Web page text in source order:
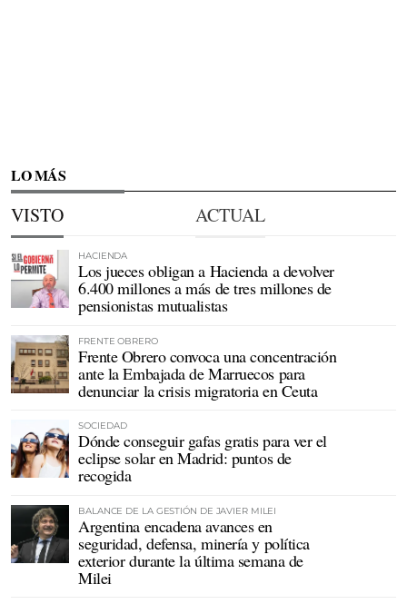
LO MÁS
VISTO ACTUAL
HACIENDA
Los jueces obligan a Hacienda a devolver
6.400 millones a más de tres millones de
pensionistas mutualistas
FRENTE OBRERO
Frente Obrero convoca una concentración
ante la Embajada de Marruecos para
denunciar la crisis migratoria en Ceuta
SOCIEDAD
Dónde conseguir gafas gratis para ver el
eclipse solar en Madrid: puntos de
recogida
BALANCE DE LA GESTIÓN DE JAVIER MILEI
Argentina encadena avances en
seguridad, defensa, minería y política
exterior durante la última semana de
Milei